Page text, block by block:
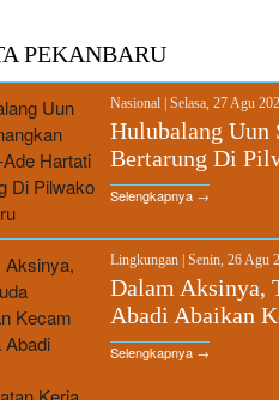
PEKANBARU
Nasional Selasa, 27 Agu
Hulubalang
Bertarung Di
Selengkapnya →
Lingkungan Senin, 26 Agu
Dalam Aksinya,
Abadi Abaikan
Selengkapnya →